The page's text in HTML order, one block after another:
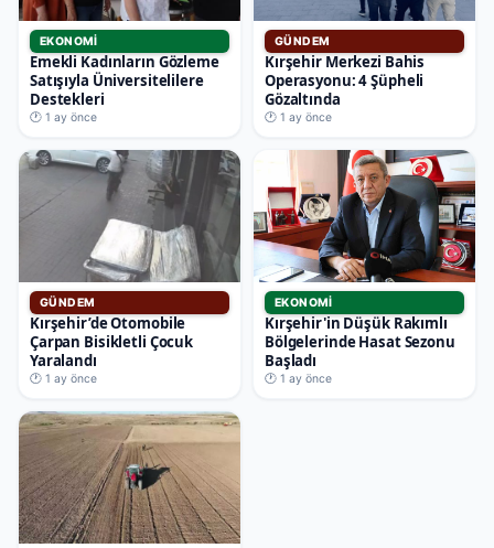
EKONOMI
Emekli Kadınların Gözleme
Satışıyla Üniversitelilere
Destekleri
🕐 1 ay önce
GÜNDEM
Kırşehir Merkezi Bahis
Operasyonu: 4 Şüpheli
Gözaltında
🕐 1 ay önce
GÜNDEM
Kırşehir’de Otomobile
Çarpan Bisikletli Çocuk
Yaralandı
🕐 1 ay önce
EKONOMI
Kırşehir'in Düşük Rakımlı
Bölgelerinde Hasat Sezonu
Başladı
🕐 1 ay önce